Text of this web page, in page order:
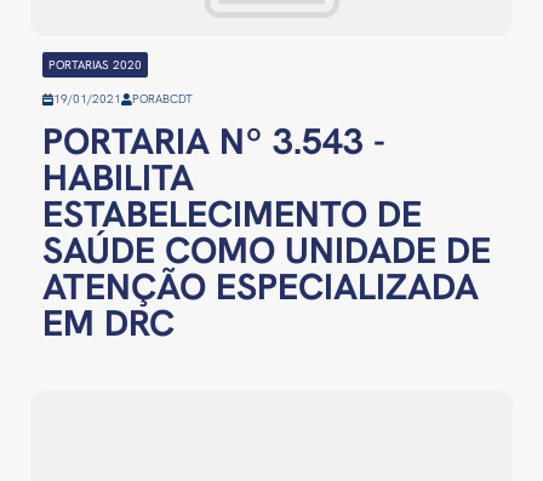
PORTARIAS 2020
19/01/2021 PORABCDT
PORTARIA Nº 3.543 -
HABILITA
ESTABELECIMENTO DE
SAÚDE COMO UNIDADE DE
ATENÇÃO ESPECIALIZADA
EM DRC